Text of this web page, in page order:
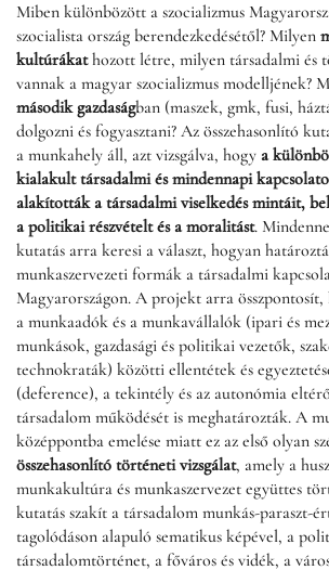
Miben különbözött a szocializmus
szocialista ország berendezkedésétől? Milyen
kultúrákathozott létre, milyen társadalmi és
vannak a magyar szocializmus modelljének?
második gazdaságban (maszek, gmk, fusi,
dolgozni és fogyasztani? Az összehasonlító
a munkahely áll, azt vizsgálva, hogy a
kialakult társadalmi és mindennapi
alakították a társadalmi viselkedés mintáit,
a politikai részvételt és a moralitást.
kutatás arra keresi a választ, hogyan
munkaszervezeti formák a társadalmi
Magyarországon. A projekt arra
a munkaadók és a munkavállalók (ipari és
munkások, gazdasági és politikai vezetők,
technokraták) közötti ellentétek és
(deference), a tekintély és az autonómia
társadalom működését is meghatározták. A
középpontba emelése miatt ez az első olyan
összehasonlító történeti vizsgálat, amely a
munkakultúra és munkaszervezet együttes
kutatás szakít a társadalom munkás-paraszt-
tagolódáson alapuló sematikus képével, a
társadalomtörténet, a főváros és vidék, a